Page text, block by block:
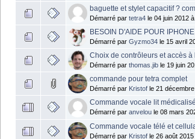
baguette et stylet capacitif ?
Démarré par tetra4 le 04 juin 2012
BESOIN D'AIDE POUR
Démarré par Gyzmo34 le 15 avril
Choix de contrôleurs et accès
Démarré par thomas.jib le 19 juin
commande pour tetra complet
Démarré par Kristof le 21
Commande vocale lit médicalisé
Démarré par anvelou le 08 mars
Commande vocale télé et
Démarré par Kristof le 26 août